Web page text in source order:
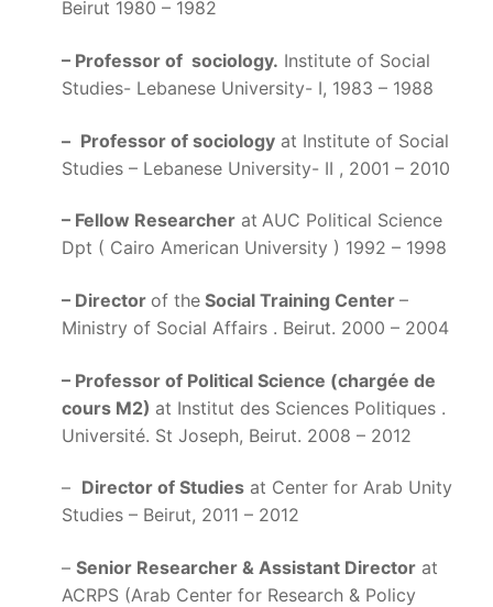
Beirut 1980 – 1982
– Professor of sociology. Institute of Social
Studies- Lebanese University- I, 1983 – 1988
– Professor of sociology at Institute of Social
Studies – Lebanese University- II , 2001 – 2010
– Fellow Researcher at AUC Political Science
Dpt ( Cairo American University ) 1992 – 1998
– Director of the Social Training Center –
Ministry of Social Affairs . Beirut. 2000 – 2004
– Professor of Political Science (chargée de
cours M2) at Institut des Sciences Politiques .
Université. St Joseph, Beirut. 2008 – 2012
– Director of Studies at Center for Arab Unity
Studies – Beirut, 2011 – 2012
– Senior Researcher & Assistant Director at
ACRPS (Arab Center for Research & Policy